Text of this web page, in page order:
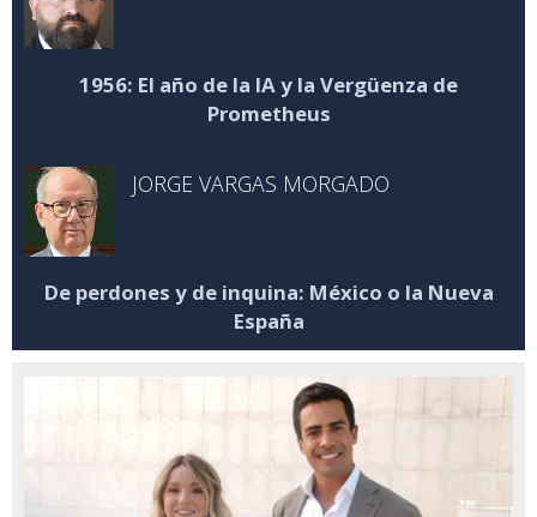
1956: El año de la IA y la Vergüenza de
Prometheus
JORGE VARGAS MORGADO
De perdones y de inquina: México o la Nueva
España